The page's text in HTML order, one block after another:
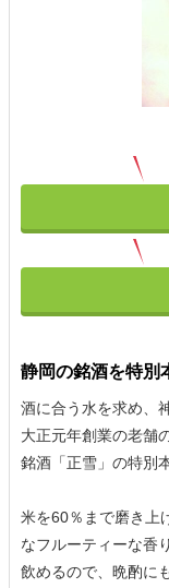
静岡の銘酒を特別
酒に合う水を求め、
大正元年創業の老舗
銘酒「正雪」の特別
米を60％まで磨き上
なフルーティーな香
飲めるので、晩酌に